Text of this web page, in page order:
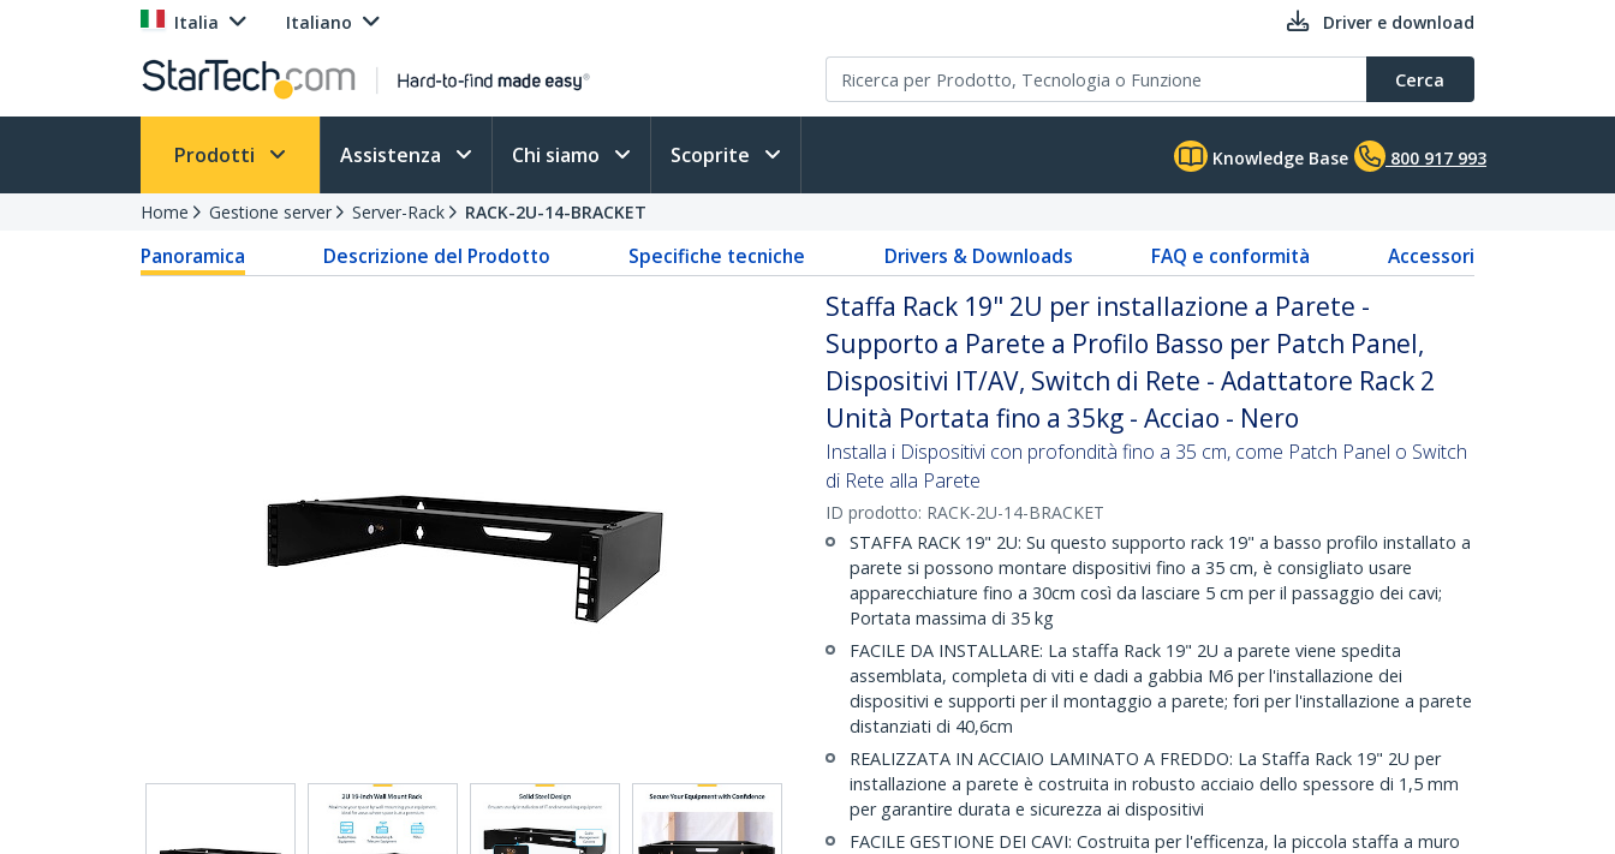
Italia Italiano Driver e download
Cerca
Prodotti Assistenza Chi siamo Scoprite Knowledge Base 800 917 993
Home Gestione server Server-Rack RACK-2U-14-BRACKET
Panoramica Descrizione del Prodotto Specifiche tecniche Drivers & Downloads FAQ e conformità Accessori
Staffa Rack 19" 2U per installazione a Parete -
Supporto a Parete a Profilo Basso per Patch Panel,
Dispositivi IT/AV, Switch di Rete - Adattatore Rack 2
Unità Portata fino a 35kg - Acciao - Nero
Installa i Dispositivi con profondità fino a 35 cm, come Patch Panel o Switch
di Rete alla Parete
ID prodotto: RACK-2U-14-BRACKET
STAFFA RACK 19" 2U: Su questo supporto rack 19" a basso profilo installato a
parete si possono montare dispositivi fino a 35 cm, è consigliato usare
apparecchiature fino a 30cm così da lasciare 5 cm per il passaggio dei cavi;
Portata massima di 35 kg
FACILE DA INSTALLARE: La staffa Rack 19" 2U a parete viene spedita
assemblata, completa di viti e dadi a gabbia M6 per l'installazione dei
dispositivi e supporti per il montaggio a parete; fori per l'installazione a parete
distanziati di 40,6cm
REALIZZATA IN ACCIAIO LAMINATO A FREDDO: La Staffa Rack 19" 2U per
installazione a parete è costruita in robusto acciaio dello spessore di 1,5 mm
per garantire durata e sicurezza ai dispositivi
FACILE GESTIONE DEI CAVI: Costruita per l'efficenza, la piccola staffa a muro